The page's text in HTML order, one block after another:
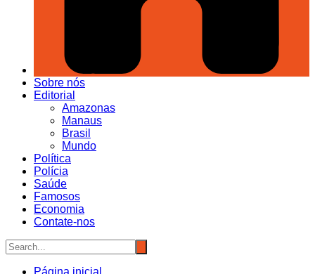
Sobre nós
Editorial
Amazonas
Manaus
Brasil
Mundo
Política
Polícia
Saúde
Famosos
Economia
Contate-nos